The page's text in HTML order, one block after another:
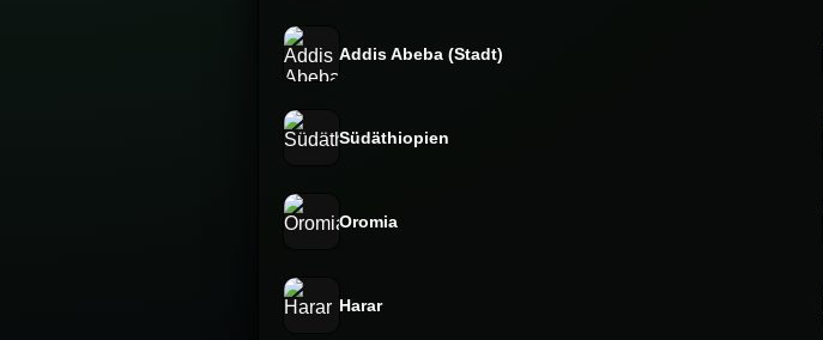
Addis Abeba (Stadt)
Südäthiopien
Oromia
Harar